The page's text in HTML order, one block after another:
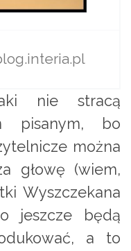
nie stracą
pisanym, bo
można
głowę (wiem,
Wyszczekana
jeszcze będą
a to